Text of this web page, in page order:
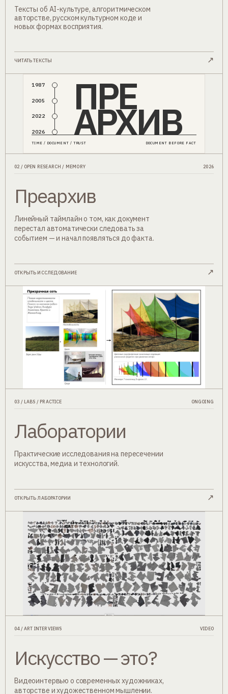
Тексты об AI-культуре, алгоритмическом
авторстве, русском культурном коде и
новых формах восприятия.
ЧИТАТЬ ТЕКСТЫ ↗
1987
2005
2022
2026
ПРЕ
АРХИВ
TIME / DOCUMENT / TRUST DOCUMENT BEFORE FACT
02 / OPEN RESEARCH / MEMORY 2026
Преархив
Линейный таймлайн о том, как документ
перестал автоматически следовать за
событием — и начал появляться до факта.
ОТКРЫТЬ ИССЛЕДОВАНИЕ ↗
03 / LABS / PRACTICE ONGOING
Лаборатории
Практические исследования на пересечении
искусства, медиа и технологий.
ОТКРЫТЬ ЛАБОРАТОРИИ ↗
04 / ART INTERVIEWS VIDEO
Искусство — это?
Видеоинтервью о современных художниках,
авторстве и художественном мышлении.